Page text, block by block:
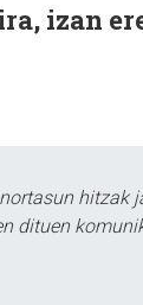
izan
dituen